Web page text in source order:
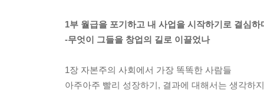
1부 월급을 포기하고 내 사업을 시작하기로 결심하
-무엇이 그들을 창업의 길로 이끌었나
1장 자본주의 사회에서 가장 똑똑한 사람들
아주아주 빨리 성장하기, 결과에 대해서는 생각하